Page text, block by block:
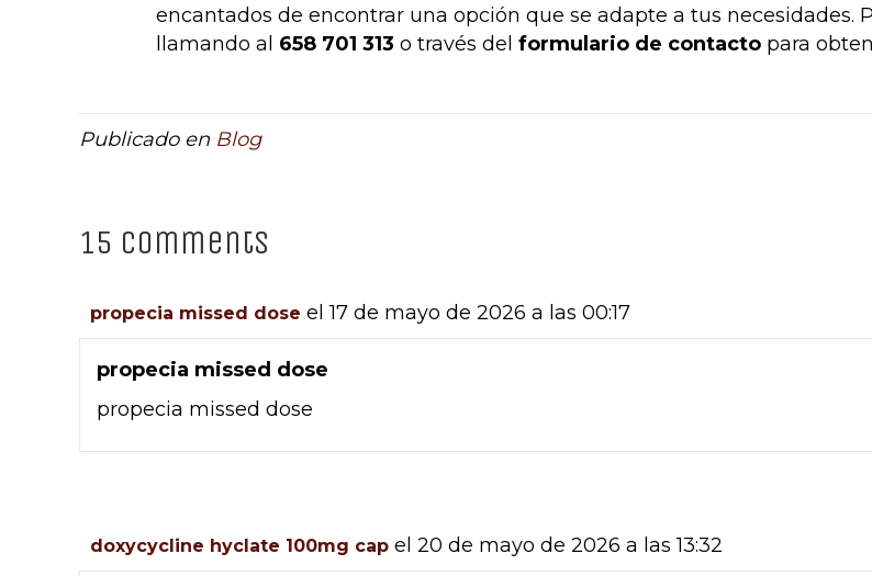
encantados de encontrar una opción que se adapte a tus necesidades.
llamando al 658 701 313 o través del formulario de contacto para
Publicado en Blog
15 Comments
propecia missed dose el 17 de mayo de 2026 a las 00:17
propecia missed dose
propecia missed dose
doxycycline hyclate 100mg cap el 20 de mayo de 2026 a las 13:32